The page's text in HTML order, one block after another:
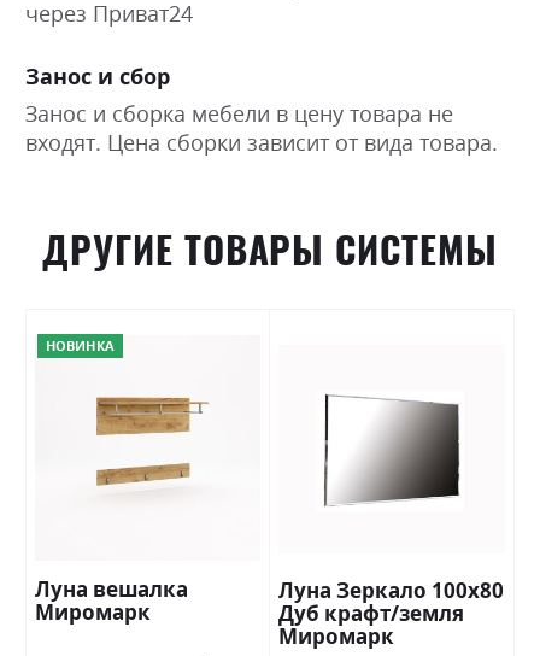
через Приват24
Занос и сбор
Занос и сборка мебели в цену товара не
входят. Цена сборки зависит от вида товара.
ДРУГИЕ ТОВАРЫ СИСТЕМЫ
НОВИНКА
Луна вешалка
Миромарк
Луна Зеркало 100х80
Дуб крафт/земля
Миромарк